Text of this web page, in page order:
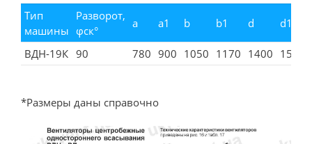
Тип
машины
Разворот,
φск°
a a1 b b1 d d1
ВДН-19К 90 780 900 1050 1170 1400 1500
*Размеры даны справочно